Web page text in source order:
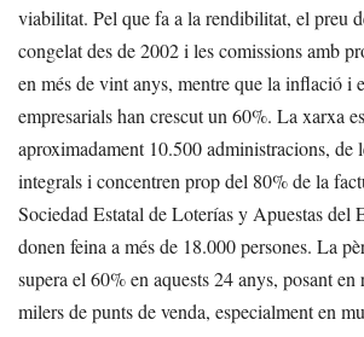
viabilitat. Pel que fa a la rendibilitat, el preu
congelat des de 2002 i les comissions amb
en més de vint anys, mentre que la inflació i
empresarials han crescut un 60%. La xarxa
aproximadament 10.500 administracions, de
integrals i concentren prop del 80% de la
Sociedad Estatal de Loterías y Apuestas del
donen feina a més de 18.000 persones. La
supera el 60% en aquests 24 anys, posant
milers de punts de venda, especialment en